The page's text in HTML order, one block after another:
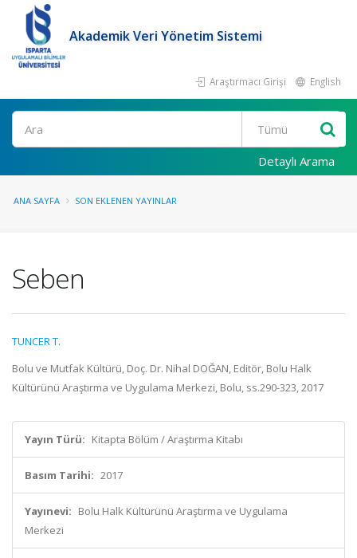
Akademik Veri Yönetim Sistemi
Araştırmacı Girişi English
Ara
Detaylı Arama
ANA SAYFA SON EKLENEN YAYINLAR
Seben
TUNCER T.
Bolu ve Mutfak Kültürü, Doç. Dr. Nihal DOĞAN, Editör, Bolu Halk
Kültürünü Araştırma ve Uygulama Merkezi, Bolu, ss.290-323, 2017
Yayın Türü: Kitapta Bölüm / Araştırma Kitabı
Basım Tarihi: 2017
Yayınevi: Bolu Halk Kültürünü Araştırma ve Uygulama
Merkezi